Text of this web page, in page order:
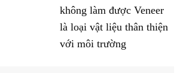
không làm được Veneer
là loại vật liệu thân thiện
với môi trường